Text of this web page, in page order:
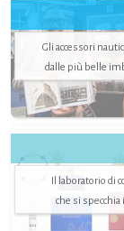
Gli accessori
dalle più belle
Il laboratorio di
che si specchia